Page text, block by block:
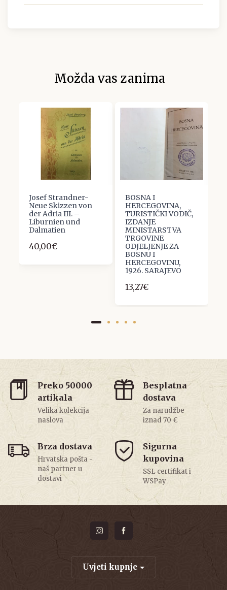
Možda vas zanima
Josef Strandner-
Neue Skizzen von
der Adria III. –
Liburnien und
Dalmatien
40,00€
BOSNA I
HERCEGOVINA,
TURISTIČKI VODIČ,
IZDANJE
MINISTARSTVA
TRGOVINE
ODJELJENJE ZA
BOSNU I
HERCEGOVINU,
1926. SARAJEVO
13,27€
Preko 50000
artikala
Velika kolekcija
naslova
Besplatna
dostava
Za narudžbe
iznad 70 €
Brza dostava
Hrvatska pošta -
naš partner u
dostavi
Sigurna
kupovina
SSL certifikat i
WSPay
Uvjeti kupnje